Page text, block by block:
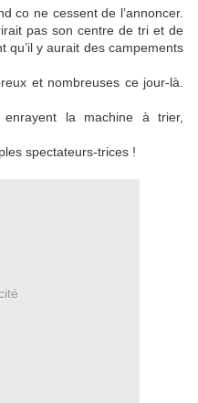
co ne cessent de l’annoncer.
pas son centre de tri et de
qu’il y aurait des campements
et nombreuses ce jour-là.
la machine à trier,
spectateurs-trices !